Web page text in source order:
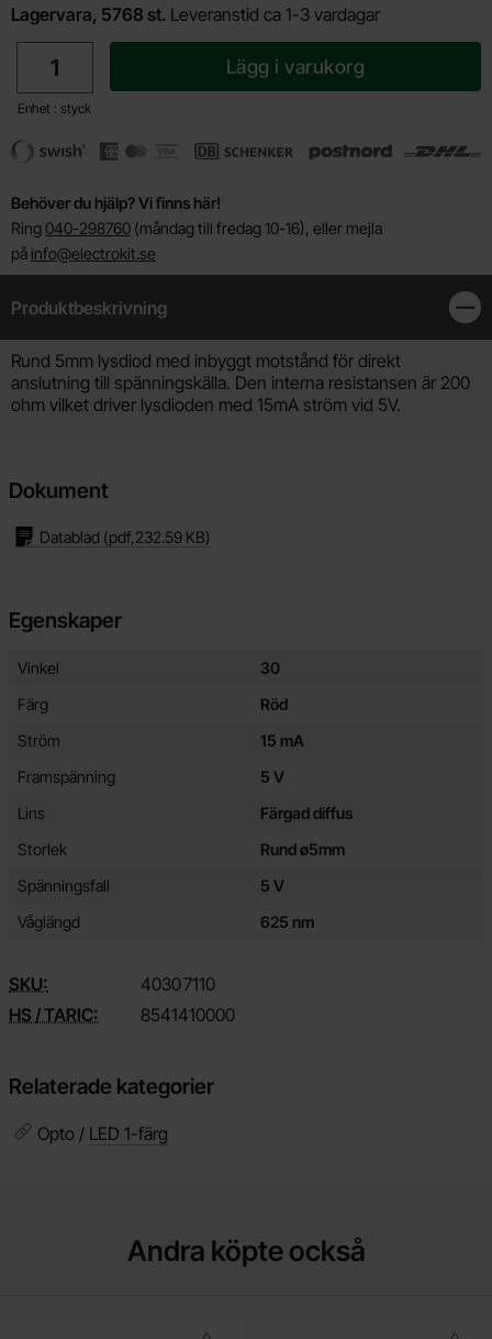
Lagervara, 5768 st. Leveranstid ca 1-3 vardagar
Enhet : styck
Lägg i varukorg
Behöver du hjälp? Vi finns här!
Ring 040-298760 (måndag till fredag 10-16), eller mejla
på info@electrokit.se
Produktbeskrivning
Produktbeskrivning
Rund 5mm lysdiod med inbyggt motstånd för direkt
anslutning till spänningskälla. Den interna resistansen är 200
ohm vilket driver lysdioden med 15mA ström vid 5V.
Dokument
Datablad (pdf, 232.59 KB)
Egenskaper
Egenskaper/attribut för denna produkt
Attribut
Vinkel
30
Färg
Röd
Ström
15 mA
Framspänning
5 V
Lins
Färgad diffus
Storlek
Rund ø5mm
Spänningsfall
5 V
Våglängd
625 nm
SKU: 40307110
HS / TARIC:
8541410000
Relaterade kategorier
Opto / LED 1-färg
Andra köpte också